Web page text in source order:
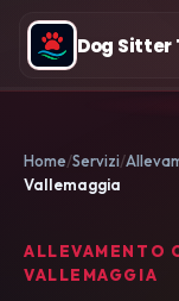
Dog Sitter
Home Servizi
Vallemaggia
ALLEVAMENTO
VALLEMAGGIA